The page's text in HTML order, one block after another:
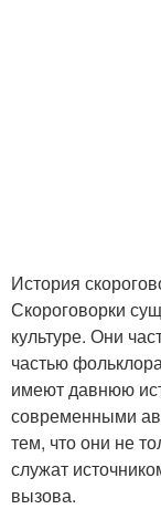
История
Скороговорки
культуре. Они
частью
имеют давнюю
современными
тем, что они не
служат
вызова.